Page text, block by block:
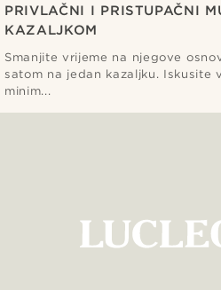
PRIVLAČNI I PRISTUPAČNI
KAZALJKOM
Smanjite vrijeme na njegove
satom na jedan kazaljku. Iskusite
minim...